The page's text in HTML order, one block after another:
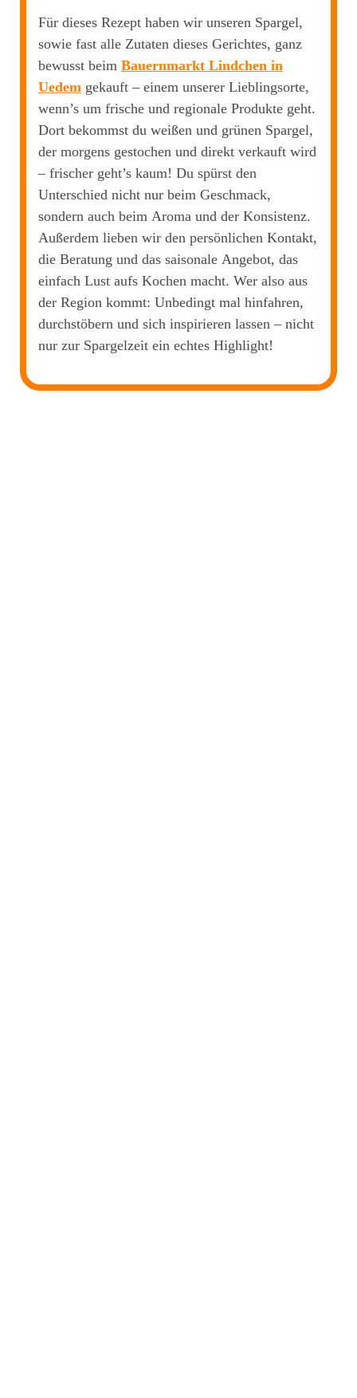
Für dieses Rezept haben wir unseren Spargel,
sowie fast alle Zutaten dieses Gerichtes, ganz
bewusst beim Bauernmarkt Lindchen in
Uedem gekauft – einem unserer Lieblingsorte,
wenn’s um frische und regionale Produkte geht.
Dort bekommst du weißen und grünen Spargel,
der morgens gestochen und direkt verkauft wird
– frischer geht’s kaum! Du spürst den
Unterschied nicht nur beim Geschmack,
sondern auch beim Aroma und der Konsistenz.
Außerdem lieben wir den persönlichen Kontakt,
die Beratung und das saisonale Angebot, das
einfach Lust aufs Kochen macht. Wer also aus
der Region kommt: Unbedingt mal hinfahren,
durchstöbern und sich inspirieren lassen – nicht
nur zur Spargelzeit ein echtes Highlight!